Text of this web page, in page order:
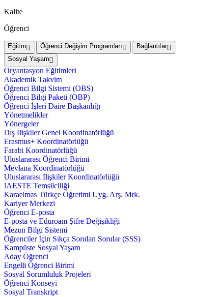
Kalite
Öğrenci
Eğitim Öğrenci Değişim Programları
Bağlantılar
Sosyal Yaşam
Oryantasyon Eğitimleri
Akademik Takvim
Öğrenci Bilgi Sistemi (OBS)
Öğrenci Bilgi Paketi (OBP)
Öğrenci İşleri Daire Başkanlığı
Yönetmelikler
Yönergeler
Dış İlişkiler Genel Koordinatörlüğü
Erasmus+ Koordinatörlüğü
Farabi Koordinatörlüğü
Uluslararası Öğrenci Birimi
Mevlana Koordinatörlüğü
Uluslararası İlişkiler Koordinatörlüğü
IAESTE Temsilciliği
Karaelmas Türkçe Öğretimi Uyg. Arş. Mrk.
Kariyer Merkezi
Öğrenci E-posta
E-posta ve Eduroam Şifre Değişikliği
Mezun Bilgi Sistemi
Öğrenciler İçin Sıkça Sorulan Sorular (SSS)
Kampüste Sosyal Yaşam
Aday Öğrenci
Engelli Öğrenci Birimi
Sosyal Sorumluluk Projeleri
Öğrenci Konseyi
Sosyal Transkript